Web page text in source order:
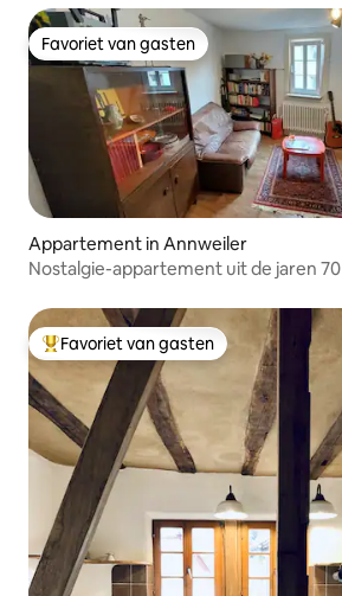
Favoriet van gasten
Favoriet van gasten
Appartement in Annweiler
Nostalgie-appartement uit de jaren 70
Topfavoriet van gasten
Favoriet van gasten